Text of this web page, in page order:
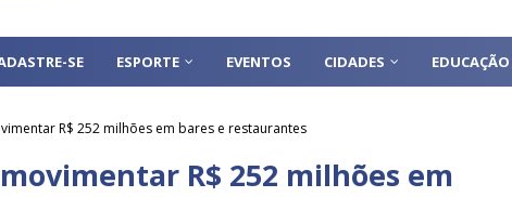
SE ESPORTE EVENTOS CIDADES EDUCAÇÃO
R$ 252 milhões em bares e restaurantes
R$ 252 milhões em